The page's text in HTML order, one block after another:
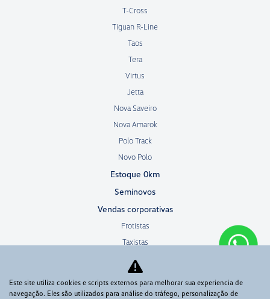
T-Cross
Tiguan R-Line
Taos
Tera
Virtus
Jetta
Nova Saveiro
Nova Amarok
Polo Track
Novo Polo
Estoque 0km
Seminovos
Vendas corporativas
Frotistas
Taxistas
PCD
Microempresa
Autoescola
Este site utiliza cookies e scripts externos para melhorar sua experiencia de
navegação. Eles são utilizados para análise do tráfego, personalização de